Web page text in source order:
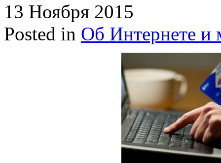
13 Ноября 2015
Posted in Об Интернете и